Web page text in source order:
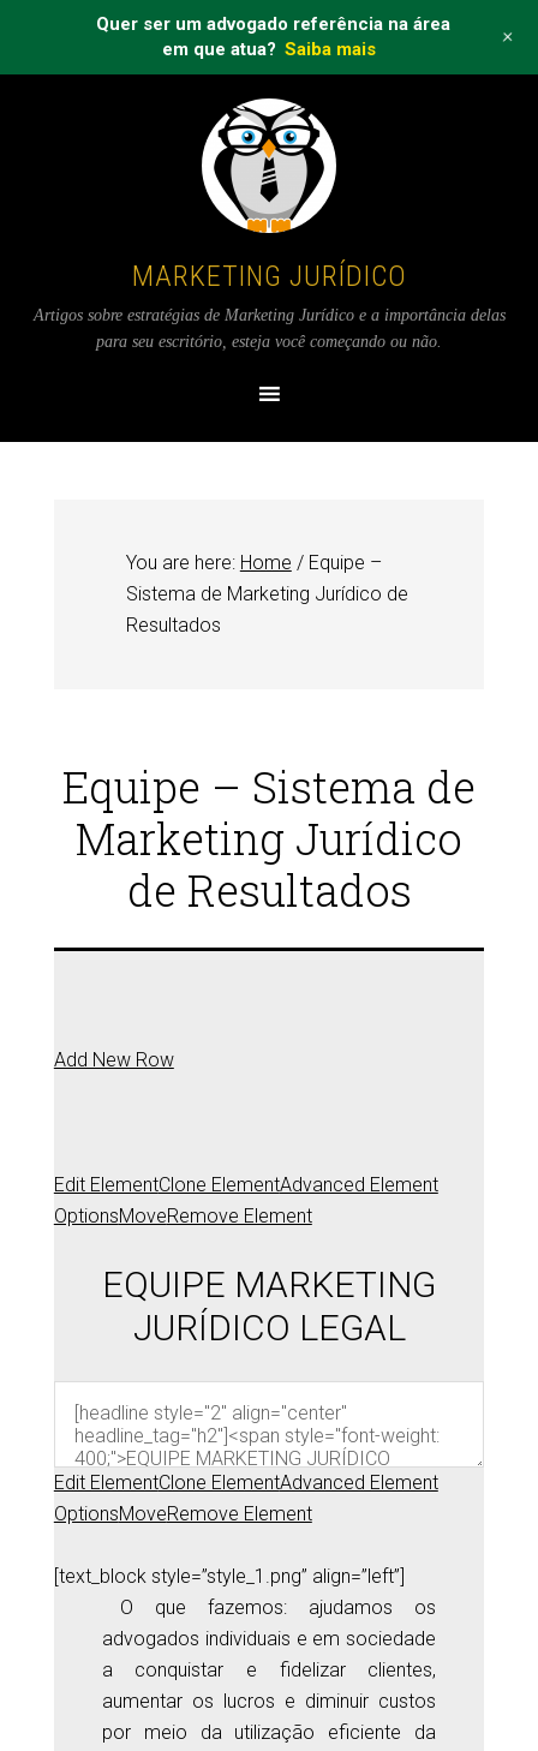
MARKETING JURÍDICO
Artigos sobre estratégias de Marketing Jurídico e a importância delas
para seu escritório, esteja você começando ou não.
You are here: Home /Equipe –
Sistema de Marketing Jurídico de
Resultados
Equipe – Sistema de
Marketing Jurídico
de Resultados
Add New Row
Edit ElementClone ElementAdvanced Element
OptionsMoveRemove Element
EQUIPE MARKETING
JURÍDICO LEGAL
Edit ElementClone ElementAdvanced Element
OptionsMoveRemove Element
[text_block style=”style_1.png” align=”left”]
O que fazemos: ajudamos os
advogados individuais e em sociedade
a conquistar e fidelizar clientes,
aumentar os lucros e diminuir custos
por meio da utilização eficiente da
Quer ser um advogado referência na área
em que atua? Saiba mais +